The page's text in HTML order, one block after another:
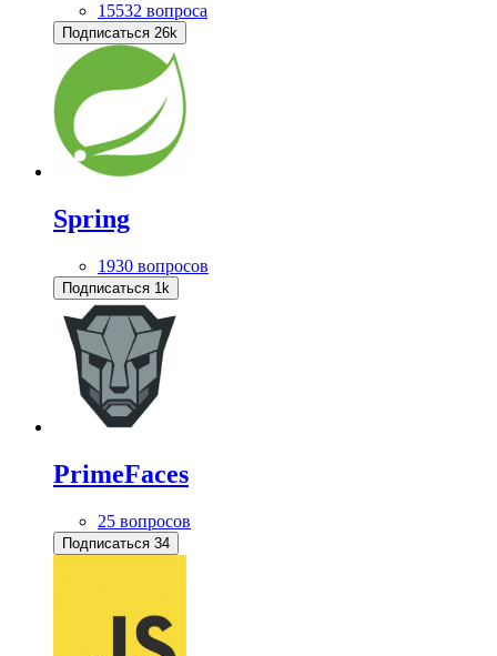
15532 вопроса
Подписаться 26k
Spring
1930 вопросов
Подписаться 1k
PrimeFaces
25 вопросов
Подписаться 34